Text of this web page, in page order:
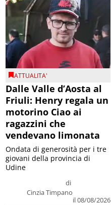
ATTUALITA'
Dalle Valle d’Aosta al
Friuli: Henry regala un
motorino Ciao ai
ragazzini che
vendevano limonata
di
Cinzia Timpano
il 08/08/2026
Ondata di generosità per i tre
giovani della provincia di
Udine